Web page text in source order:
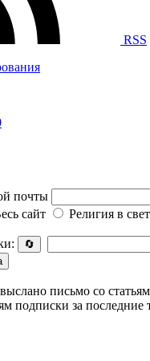
RSS
почты
сайт
Религия в
🔄
письмо со
подписки за последние